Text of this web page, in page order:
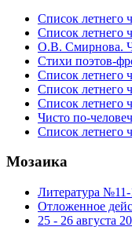
Список летнего
Список летнего
О.В. Смирнова.
Стихи поэтов-
Список летнего
Список летнего
Список летнего
Чисто по-
Список летнего
Мозаика
Литература
Отложенное
25 - 26 августа